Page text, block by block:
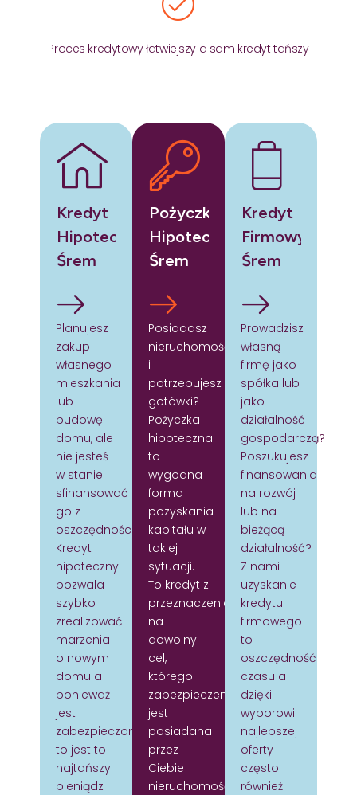
Proces kredytowy łatwiejszy a sam kredyt tańszy
Kredyt
Hipoteczny
Śrem
Planujesz
zakup
własnego
mieszkania
lub
budowę
domu, ale
nie jesteś
w stanie
sfinansować
go z
oszczędności?
Kredyt
hipoteczny
pozwala
szybko
zrealizować
marzenia
o nowym
domu a
ponieważ
jest
zabezpieczony
to jest to
najtańszy
pieniądz
Pożyczka
Hipoteczna
Śrem
Posiadasz
nieruchomość
i
potrzebujesz
gotówki?
Pożyczka
hipoteczna
to
wygodna
forma
pozyskania
kapitału w
takiej
sytuacji.
To kredyt z
przeznaczeniem
na
dowolny
cel,
którego
zabezpieczeniem
jest
posiadana
przez
Ciebie
nieruchomość.
Kredyt
Firmowy
Śrem
Prowadzisz
własną
firmę jako
spółka lub
jako
działalność
gospodarczą?
Poszukujesz
finansowania
na rozwój
lub na
bieżącą
działalność?
Z nami
uzyskanie
kredytu
firmowego
to
oszczędność
czasu a
dzięki
wyborowi
najlepszej
oferty
często
również